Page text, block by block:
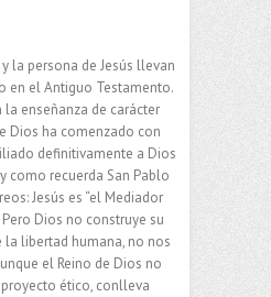
la persona de Jesús llevan
en el Antiguo Testamento.
enseñanza de carácter
Dios ha comenzado con
definitivamente a Dios
como recuerda San Pablo
Jesús es “el Mediador
Dios no construye su
la libertad humana, no nos
el Reino de Dios no
ético, conlleva